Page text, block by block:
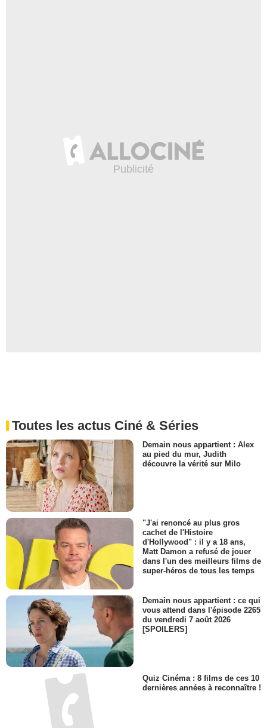
Toutes les actus Ciné & Séries
Demain nous appartient : Alex
au pied du mur, Judith
découvre la vérité sur Milo
"J'ai renoncé au plus gros
cachet de l'Histoire
d'Hollywood" : il y a 18 ans,
Matt Damon a refusé de jouer
dans l'un des meilleurs films de
super-héros de tous les temps
Demain nous appartient : ce qui
vous attend dans l'épisode 2265
du vendredi 7 août 2026
[SPOILERS]
Quiz Cinéma : 8 films de ces 10
dernières années à reconnaître !